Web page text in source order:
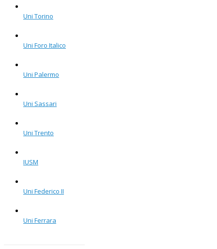
Uni Torino
Uni Foro Italico
Uni Palermo
Uni Sassari
Uni Trento
IUSM
Uni Federico II
Uni Ferrara